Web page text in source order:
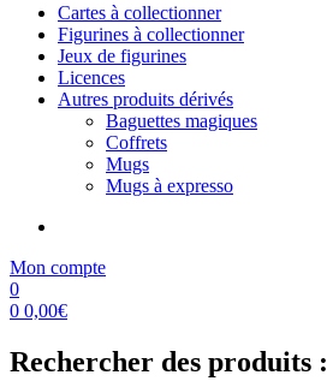
Cartes à collectionner
Figurines à collectionner
Jeux de figurines
Licences
Autres produits dérivés
Baguettes magiques
Coffrets
Mugs
Mugs à expresso
Mon compte
0
0 0,00€
Rechercher des produits :